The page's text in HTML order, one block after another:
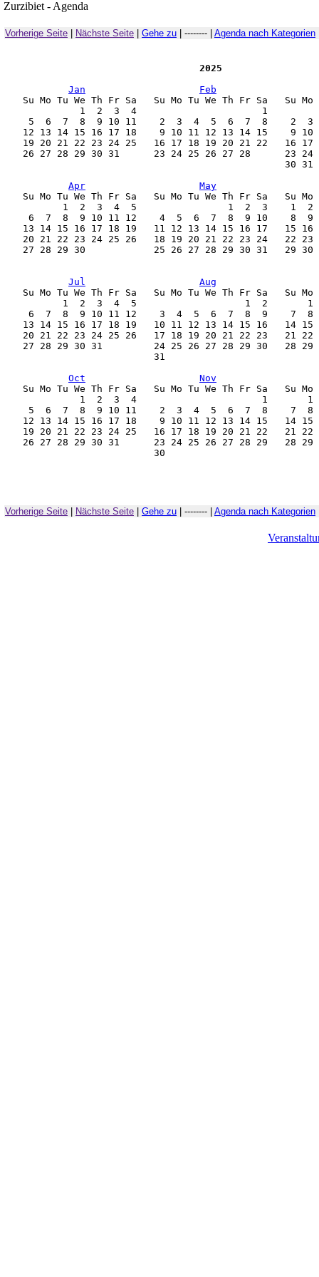
Zurzibiet - Agenda
Vorherige Seite Nächste Seite Gehe zu | -------- | Agenda nach Kategorien
                                   2025
Jan
Feb
Su Mo Tu We Th Fr Sa   Su Mo Tu We Th Fr Sa   Su Mo
1  2  3  4                      1
5  6  7  8  9 10 11    2  3  4  5  6  7  8    2  3
12 13 14 15 16 17 18    9 10 11 12 13 14 15    9 10
19 20 21 22 23 24 25   16 17 18 19 20 21 22   16 17
26 27 28 29 30 31      23 24 25 26 27 28      23 24
Apr
May
Su Mo Tu We Th Fr Sa   Su Mo Tu We Th Fr Sa   Su Mo
1  2  3  4  5                1  2  3    1  2
6  7  8  9 10 11 12    4  5  6  7  8  9 10    8  9
13 14 15 16 17 18 19   11 12 13 14 15 16 17   15 16
20 21 22 23 24 25 26   18 19 20 21 22 23 24   22 23
27 28 29 30            25 26 27 28 29
Jul
Aug
Su Mo Tu We Th Fr Sa   Su Mo Tu We Th Fr Sa   Su Mo
1  2  3  4  5                   1  2       1
6  7  8  9 10 11 12    3  4  5  6  7  8  9    7  8
13 14 15 16 17 18 19   10 11 12 13 14 15 16   14 15
20 21 22 23 24 25 26   17 18 19 20 21 22 23   21 22
27 28 29 30 31         24 25 26 27 28 29
Oct
Nov
Su Mo Tu We Th Fr Sa   Su Mo Tu We Th Fr Sa   Su Mo
1  2  3  4                      1       1
5  6  7  8  9 10 11    2  3  4  5  6  7  8    7  8
12 13 14 15 16 17 18    9 10 11 12 13 14 15   14 15
19 20 21 22 23 24 25   16 17 18 19 20 21 22   21 22
26 27 28 29 30 31      23 24 25 26 27 28 29
Vorherige Seite Nächste Seite Gehe zu | -------- | Agenda nach Kategorien